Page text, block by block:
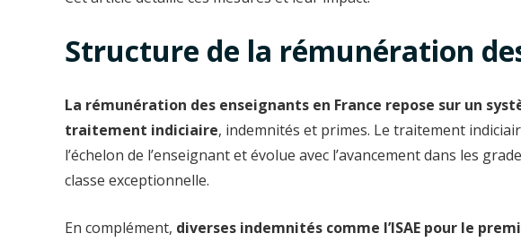
Structure de la rémunération
La rémunération des enseignants en France repose sur un
traitement indiciaire, indemnités et primes. Le traitement
l’échelon de l’enseignant et évolue avec l’avancement dans les
classe exceptionnelle.
En complément, diverses indemnités comme l’ISAE pour le